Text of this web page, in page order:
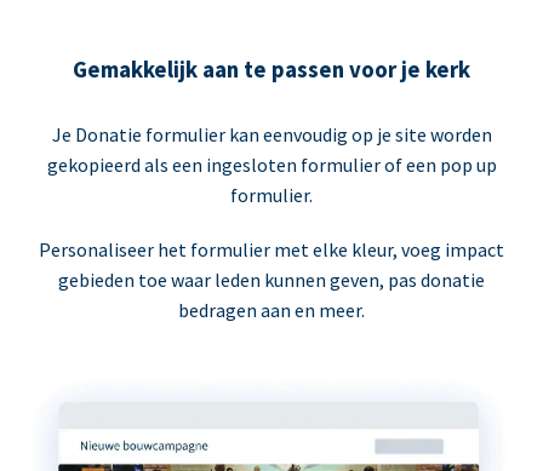
Gemakkelijk aan te passen voor je kerk
Je Donatie formulier kan eenvoudig op je site worden
gekopieerd als een ingesloten formulier of een pop up
formulier.
Personaliseer het formulier met elke kleur, voeg impact
gebieden toe waar leden kunnen geven, pas donatie
bedragen aan en meer.